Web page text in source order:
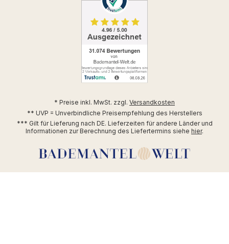
* Preise inkl. MwSt. zzgl. Versandkosten
** UVP = Unverbindliche Preisempfehlung des Herstellers
*** Gilt für Lieferung nach DE. Lieferzeiten für andere Länder und
Informationen zur Berechnung des Liefertermins siehe hier.